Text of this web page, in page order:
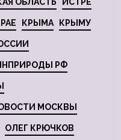
КРЫМА КРЫМУ
РФ
МОСКВЫ
ОЛЕГ КРЮЧКОВ